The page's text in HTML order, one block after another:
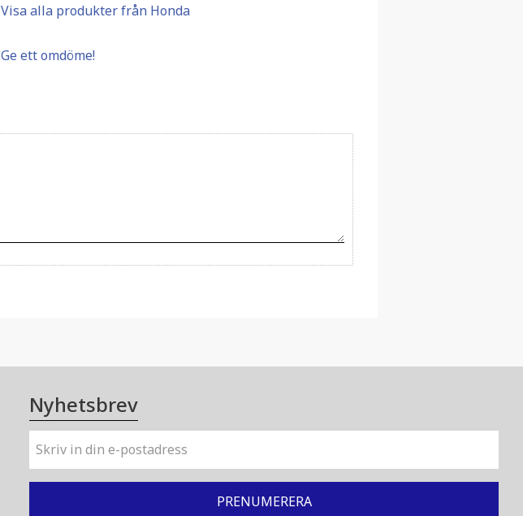
Visa alla produkter från Honda
Ge ett omdöme!
Nyhetsbrev
PRENUMERERA